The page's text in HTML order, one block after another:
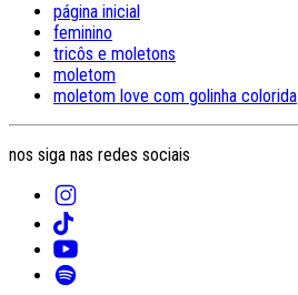
página inicial
feminino
tricôs e moletons
moletom
moletom love com golinha colorida
nos siga nas redes sociais